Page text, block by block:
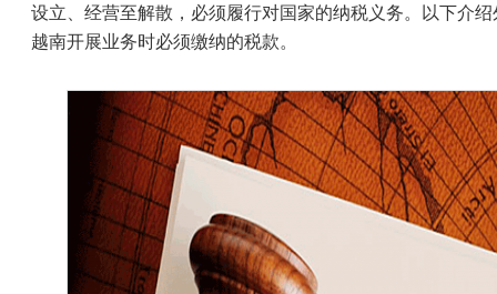
设立、经营至解散，必须履行对国家的纳税义务。以下介
越南开展业务时必须缴纳的税款。